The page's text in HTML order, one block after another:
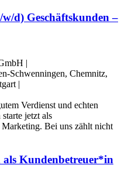
d) Geschäftskunden –
|
Schwenningen, Chemnitz,
|
Verdienst und echten
jetzt als
Bei uns zählt nicht
Kundenbetreuer*in